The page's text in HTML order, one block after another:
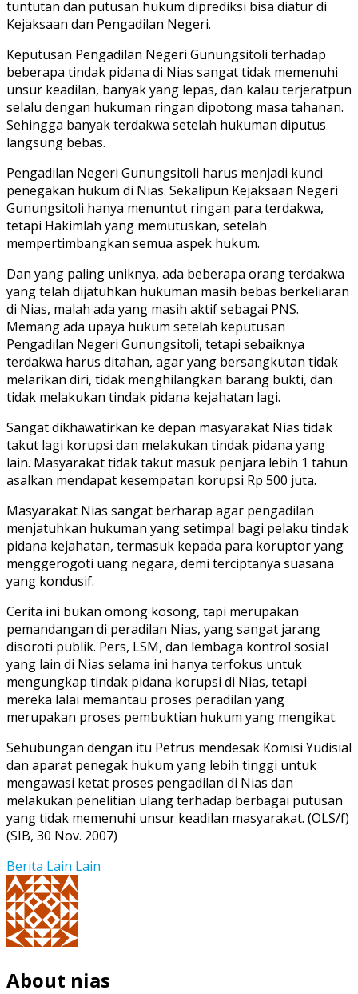
tuntutan dan putusan hukum diprediksi bisa diatur di
Kejaksaan dan Pengadilan Negeri.
Keputusan Pengadilan Negeri Gunungsitoli terhadap
beberapa tindak pidana di Nias sangat tidak memenuhi
unsur keadilan, banyak yang lepas, dan kalau terjeratpun
selalu dengan hukuman ringan dipotong masa tahanan.
Sehingga banyak terdakwa setelah hukuman diputus
langsung bebas.
Pengadilan Negeri Gunungsitoli harus menjadi kunci
penegakan hukum di Nias. Sekalipun Kejaksaan Negeri
Gunungsitoli hanya menuntut ringan para terdakwa,
tetapi Hakimlah yang memutuskan, setelah
mempertimbangkan semua aspek hukum.
Dan yang paling uniknya, ada beberapa orang terdakwa
yang telah dijatuhkan hukuman masih bebas berkeliaran
di Nias, malah ada yang masih aktif sebagai PNS.
Memang ada upaya hukum setelah keputusan
Pengadilan Negeri Gunungsitoli, tetapi sebaiknya
terdakwa harus ditahan, agar yang bersangkutan tidak
melarikan diri, tidak menghilangkan barang bukti, dan
tidak melakukan tindak pidana kejahatan lagi.
Sangat dikhawatirkan ke depan masyarakat Nias tidak
takut lagi korupsi dan melakukan tindak pidana yang
lain. Masyarakat tidak takut masuk penjara lebih 1 tahun
asalkan mendapat kesempatan korupsi Rp 500 juta.
Masyarakat Nias sangat berharap agar pengadilan
menjatuhkan hukuman yang setimpal bagi pelaku tindak
pidana kejahatan, termasuk kepada para koruptor yang
menggerogoti uang negara, demi terciptanya suasana
yang kondusif.
Cerita ini bukan omong kosong, tapi merupakan
pemandangan di peradilan Nias, yang sangat jarang
disoroti publik. Pers, LSM, dan lembaga kontrol sosial
yang lain di Nias selama ini hanya terfokus untuk
mengungkap tindak pidana korupsi di Nias, tetapi
mereka lalai memantau proses peradilan yang
merupakan proses pembuktian hukum yang mengikat.
Sehubungan dengan itu Petrus mendesak Komisi Yudisial
dan aparat penegak hukum yang lebih tinggi untuk
mengawasi ketat proses pengadilan di Nias dan
melakukan penelitian ulang terhadap berbagai putusan
yang tidak memenuhi unsur keadilan masyarakat. (OLS/f)
(SIB, 30 Nov. 2007)
Berita Lain Lain
About nias